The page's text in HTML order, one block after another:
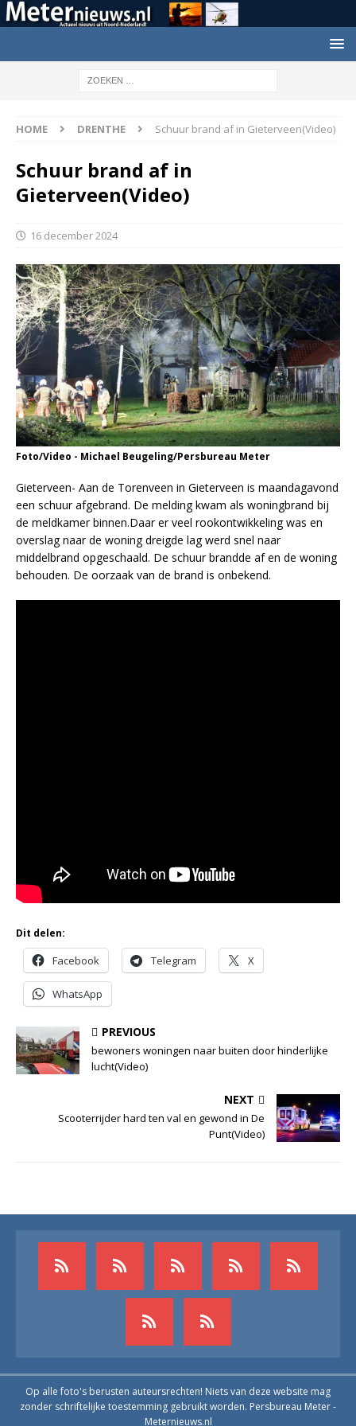
HOME DRENTHE Schuur brand af in Gieterveen(Video)
Schuur brand af in
Gieterveen(Video)
16 december 2024
Foto/Video - Michael Beugeling/Persbureau Meter
Gieterveen- Aan de Torenveen in Gieterveen is maandagavond
een schuur afgebrand. De melding kwam als woningbrand bij
de meldkamer binnen.Daar er veel rookontwikkeling was en
overslag naar de woning dreigde lag werd snel naar
middelbrand opgeschaald. De schuur brandde af en de woning
behouden. De oorzaak van de brand is onbekend.
Dit delen:
Facebook Telegram X
WhatsApp
PREVIOUS
bewoners woningen naar buiten door hinderlijke
lucht(Video)
NEXT
Scooterrijder hard ten val en gewond in De
Punt(Video)
Op alle foto's berusten auteursrechten! Niets van deze website mag
zonder schriftelijke toestemming gebruikt worden. Persbureau Meter -
Meternieuws.nl